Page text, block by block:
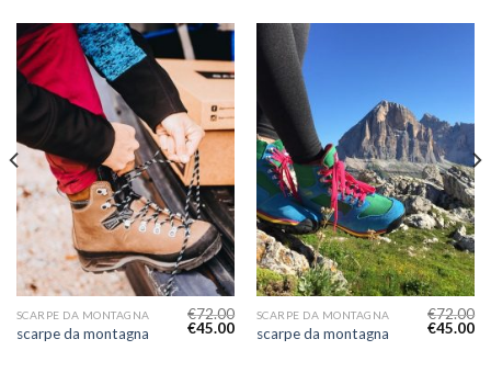
SCARPE DA MONTAGNA
scarpe da montagna
€72.00
€45.00
SCARPE DA MONTAGNA
scarpe da montagna
€72.00
€45.00